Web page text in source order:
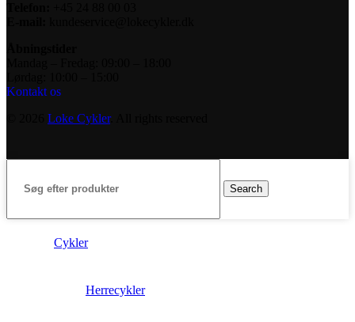
Kontakt os
Loke Cykler. All rights reserved
Search
Cykler
Herrecykler